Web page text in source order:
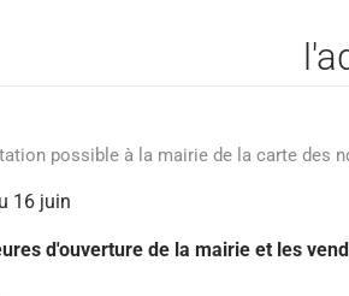
possible à la mairie de la carte des
16 juin
d'ouverture de la mairie et les